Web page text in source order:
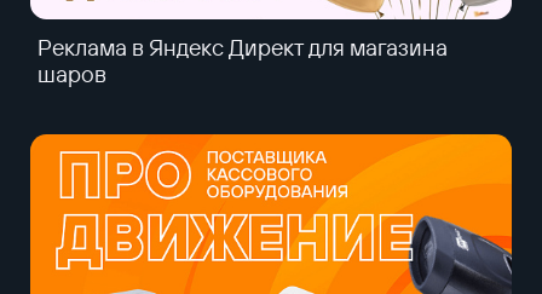
Реклама в Яндекс Директ для магазина
шаров